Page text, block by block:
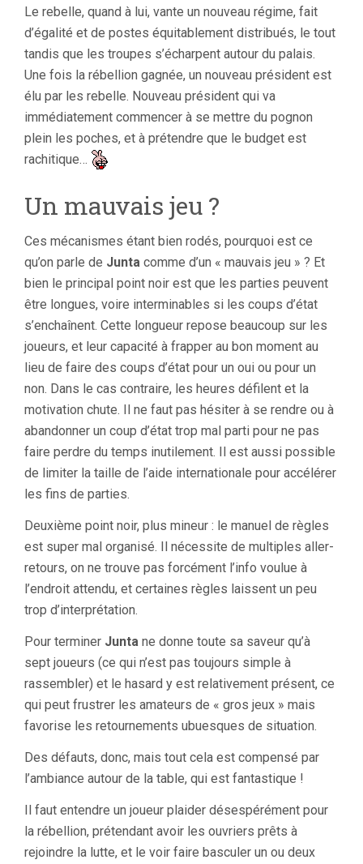
Le rebelle, quand à lui, vante un nouveau régime, fait
d’égalité et de postes équitablement distribués, le tout
tandis que les troupes s’écharpent autour du palais.
Une fois la rébellion gagnée, un nouveau président est
élu par les rebelle. Nouveau président qui va
immédiatement commencer à se mettre du pognon
plein les poches, et à prétendre que le budget est
rachitique…
Un mauvais jeu ?
Ces mécanismes étant bien rodés, pourquoi est ce
qu’on parle de Junta comme d’un « mauvais jeu » ? Et
bien le principal point noir est que les parties peuvent
être longues, voire interminables si les coups d’état
s’enchaînent. Cette longueur repose beaucoup sur les
joueurs, et leur capacité à frapper au bon moment au
lieu de faire des coups d’état pour un oui ou pour un
non. Dans le cas contraire, les heures défilent et la
motivation chute. Il ne faut pas hésiter à se rendre ou à
abandonner un coup d’état trop mal parti pour ne pas
faire perdre du temps inutilement. Il est aussi possible
de limiter la taille de l’aide internationale pour accélérer
les fins de parties.
Deuxième point noir, plus mineur : le manuel de règles
est super mal organisé. Il nécessite de multiples aller-
retours, on ne trouve pas forcément l’info voulue à
l’endroit attendu, et certaines règles laissent un peu
trop d’interprétation.
Pour terminer Junta ne donne toute sa saveur qu’à
sept joueurs (ce qui n’est pas toujours simple à
rassembler) et le hasard y est relativement présent, ce
qui peut frustrer les amateurs de « gros jeux » mais
favorise les retournements ubuesques de situation.
Des défauts, donc, mais tout cela est compensé par
l’ambiance autour de la table, qui est fantastique !
Il faut entendre un joueur plaider désespérément pour
la rébellion, prétendant avoir les ouvriers prêts à
rejoindre la lutte, et le voir faire basculer un ou deux